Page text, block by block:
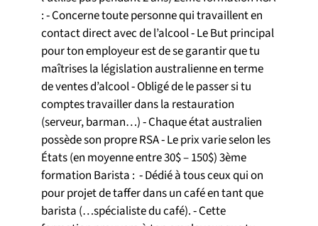
: ⁃ Concerne toute personne qui travaillent en
contact direct avec de l’alcool ⁃ Le But principal
pour ton employeur est de se garantir que tu
maîtrises la législation australienne en terme
de ventes d’alcool ⁃ Obligé de le passer si tu
comptes travailler dans la restauration
(serveur, barman…) ⁃ Chaque état australien
possède son propre RSA ⁃ Le prix varie selon les
États (en moyenne entre 30$ – 150$) 3ème
formation Barista : ⁃ Dédié à tous ceux qui on
pour projet de taffer dans un café en tant que
barista (…spécialiste du café). ⁃ Cette